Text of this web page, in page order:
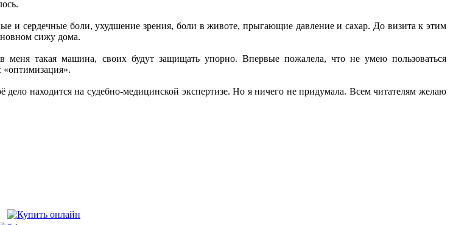
и сердечные боли, ухудшение зрения, боли в животе, прыгающие давление и сахар. До визита к этим
сижу дома.
меня такая машина, своих будут защищать упорно. Впервые пожалела, что не умею пользоваться
«оптимизация».
находится на судебно-медицинской экспертизе. Но я ничего не придумала. Всем читателям желаю